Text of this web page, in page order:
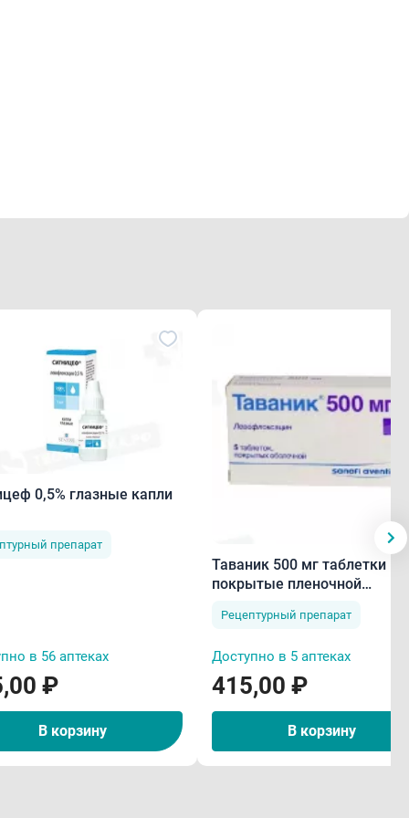
или любые другие компоненты препарата
мышечной слабости),
фторхинолонов,
может вызывать нежелательные реакции, однако
обратитесь к врачу, если заметите какой-либо из
срочная медицинская помощь:
на гортань, вызывать затруднение дыхания,
«Особые указания и меры предосторожности»);
к разрыву сухожилия, особенно большого
сухожилий, тендинит, мышечная слабость) (см.
как сыпь, лихорадка, воспаление внутренних
0,5% глазные капли
препарат
в 56 аптеках
₽
В корзину
Таваник 500 мг таблетки
покрытые пленочной
Рецептурный препарат
Доступно в 5 аптеках
415,00 ₽
В корзину